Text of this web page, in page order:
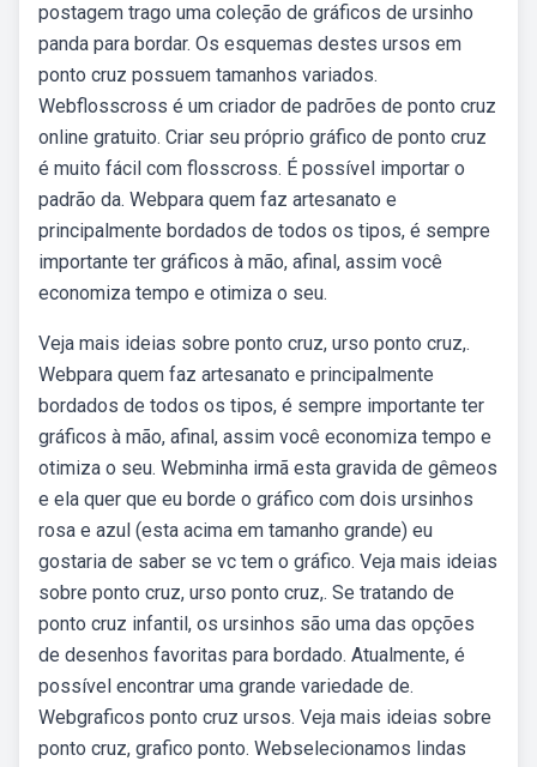
postagem trago uma coleção de gráficos de ursinho
panda para bordar. Os esquemas destes ursos em
ponto cruz possuem tamanhos variados.
Webflosscross é um criador de padrões de ponto cruz
online gratuito. Criar seu próprio gráfico de ponto cruz
é muito fácil com flosscross. É possível importar o
padrão da. Webpara quem faz artesanato e
principalmente bordados de todos os tipos, é sempre
importante ter gráficos à mão, afinal, assim você
economiza tempo e otimiza o seu.
Veja mais ideias sobre ponto cruz, urso ponto cruz,.
Webpara quem faz artesanato e principalmente
bordados de todos os tipos, é sempre importante ter
gráficos à mão, afinal, assim você economiza tempo e
otimiza o seu. Webminha irmã esta gravida de gêmeos
e ela quer que eu borde o gráfico com dois ursinhos
rosa e azul (esta acima em tamanho grande) eu
gostaria de saber se vc tem o gráfico. Veja mais ideias
sobre ponto cruz, urso ponto cruz,. Se tratando de
ponto cruz infantil, os ursinhos são uma das opções
de desenhos favoritas para bordado. Atualmente, é
possível encontrar uma grande variedade de.
Webgraficos ponto cruz ursos. Veja mais ideias sobre
ponto cruz, grafico ponto. Webselecionamos lindas